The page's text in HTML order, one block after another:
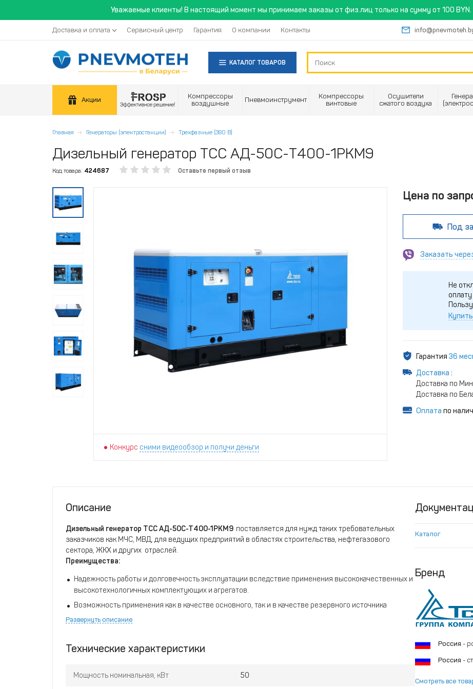
Уважаемые клиенты! В настоящий момент мы принимаем заказы от физ.лиц только на сумму от 100 BYN.
Доставка и оплата Сервисный центр Гарантия О компании Контакты
КАТАЛОГ ТОВАРОВ
Акции
Компрессоры
воздушные
Пневмоинструмент
Компрессоры
винтовые
Осушители
сжатого воздуха
Главная Генераторы (электростанции) Трехфазные (380 В)
Дизельный генератор ТСС АД-50C-Т400-1РКМ9
Код товара: 424687 Оставьте первый отзыв
Конкурс сними видеообзор и получи деньги
Цена по
Под
Заказать
Не
Гарантия 36
Доставка :
Доставка по
Доставка по
Оплата по
Описание
Дизельный генератор ТСС АД-50С-Т400-1РКМ9 поставляется для нужд таких требовательных
заказчиков как МЧС, МВД, для ведущих предприятий в областях строительства, нефтегазового
сектора, ЖКХ и других отраслей.
Преимущества:
Надежность работы и долговечность эксплуатации вследствие применения высококачественных и
высокотехнологичных комплектующих и агрегатов.
Возможность применения как в качестве основного, так и в качестве резервного источника
электроснабжения.
Увеличенный ресурс работы двигателей.
Низкий расход топлива и моторного масла.
Развернуть описание
Технические характеристики
Мощность номинальная, кВт 50
Каталог
Бренд
Россия -
Россия -
Смотреть все